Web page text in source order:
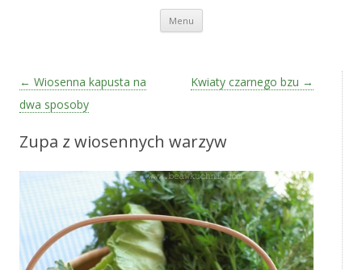
Menu Przeskocz do treści
Zobacz wpisy
← Wiosenna kapusta na
dwa sposoby
Kwiaty czarnego bzu →
Zupa z wiosennych warzyw